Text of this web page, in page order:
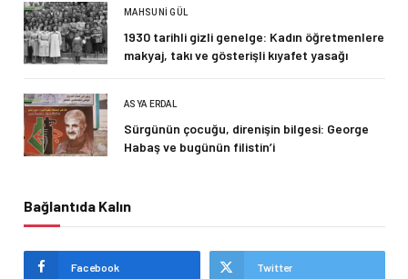
MAHSUNI GÜL
1930 tarihli gizli genelge: Kadın öğretmenlere
makyaj, takı ve gösterişli kıyafet yasağı
ASYA ERDAL
Sürgünün çocuğu, direnişin bilgesi: George
Habaş ve bugünün filistin’i
Bağlantıda Kalın
Facebook Twitter